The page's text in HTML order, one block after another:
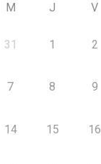
M J V
31 1 2
7 8 9
14 15 16